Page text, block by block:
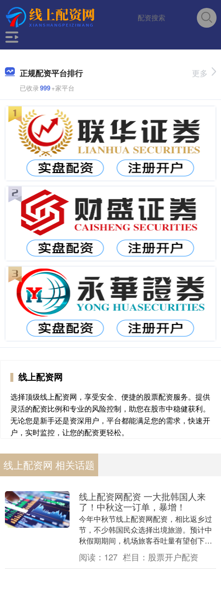
正规配资平台排行
已收录999+家平台
更多
线上配资网
选择顶级线上配资网，享受安全、便捷的股票配资服务。提供
灵活的配资比例和专业的风险控制，助您在股市中稳健获利。
无论您是新手还是资深用户，平台都能满足您的需求，快速开
户，实时监控，让您的配资更轻松。
线上配资网 相关话题
线上配资网配资 一大批韩国人来
了！中秋这一订单，暴增！
今年中秋节线上配资网配资，相比返乡过
节，不少韩国民众选择出境旅游。预计中
秋假期期间，机场旅客吞吐量有望创下历
史同期新高。 中秋假期第一天，仁川国际
机场一号航站楼....
阅读： 127 栏目： 股票开户配资